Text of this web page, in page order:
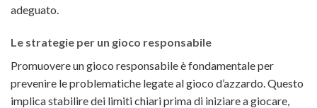
adeguato.
Le strategie per un gioco responsabile
Promuovere un gioco responsabile è fondamentale per
prevenire le problematiche legate al gioco d’azzardo. Questo
implica stabilire dei limiti chiari prima di iniziare a giocare,